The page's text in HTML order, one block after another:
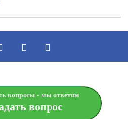
вопросы - мы ответим
вопрос